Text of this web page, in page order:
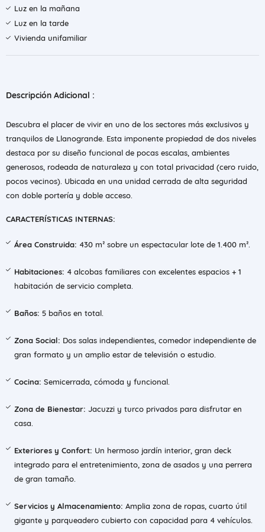
Luz en la mañana
Luz en la tarde
Vivienda unifamiliar
Descripción Adicional :
Descubra el placer de vivir en uno de los sectores más exclusivos y
tranquilos de Llanogrande. Esta imponente propiedad de dos niveles
destaca por su diseño funcional de pocas escalas, ambientes
generosos, rodeada de naturaleza y con total privacidad (cero ruido,
pocos vecinos). Ubicada en una unidad cerrada de alta seguridad
con doble portería y doble acceso.
CARACTERÍSTICAS INTERNAS:
Área Construida: 430 m² sobre un espectacular lote de 1.400 m².
Habitaciones: 4 alcobas familiares con excelentes espacios + 1
habitación de servicio completa.
Baños: 5 baños en total.
Zona Social: Dos salas independientes, comedor independiente de
gran formato y un amplio estar de televisión o estudio.
Cocina: Semicerrada, cómoda y funcional.
Zona de Bienestar: Jacuzzi y turco privados para disfrutar en
casa.
Exteriores y Confort: Un hermoso jardín interior, gran deck
integrado para el entretenimiento, zona de asados y una perrera
de gran tamaño.
Servicios y Almacenamiento: Amplia zona de ropas, cuarto útil
gigante y parqueadero cubierto con capacidad para 4 vehículos.